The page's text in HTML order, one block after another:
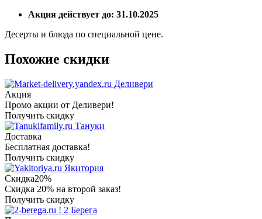
Акция действует до: 31.10.2025
Десерты и блюда по специальной цене.
Похожие скидки
Деливери
Акция
Промо акции от Деливери!
Получить скидку
Тануки
Доставка
Бесплатная доставка!
Получить скидку
Якитория
Скидка20%
Скидка 20% на второй заказ!
Получить скидку
2 Берега